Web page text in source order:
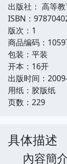
出版社： 高等
ISBN：
版次：1
商品编码：
包装：平装
开本：16开
出版时间：
用纸：胶版纸
页数：229
具体描述
內容簡